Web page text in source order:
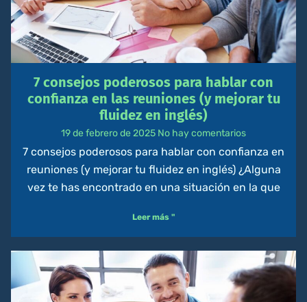
7 consejos poderosos para hablar con
confianza en las reuniones (y mejorar tu
fluidez en inglés)
19 de febrero de 2025 No hay comentarios
7 consejos poderosos para hablar con confianza en
reuniones (y mejorar tu fluidez en inglés) ¿Alguna
vez te has encontrado en una situación en la que
Leer más "